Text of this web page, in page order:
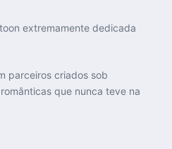
extremamente dedicada
parceiros criados sob
que nunca teve na